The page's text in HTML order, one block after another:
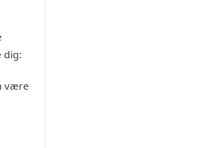
dig:
være